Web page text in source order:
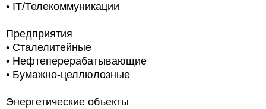
• IT/Телекоммуникации
Предприятия
• Сталелитейные
• Нефтеперерабатывающие
• Бумажно-целлюлозные
Энергетические объекты